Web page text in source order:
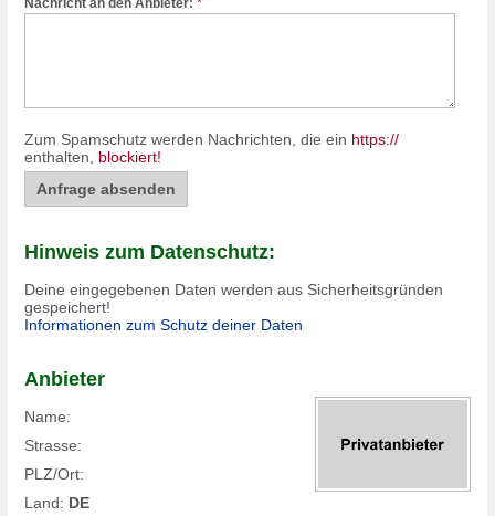
Zum Spamschutz werden Nachrichten, die ein https://
enthalten, blockiert!
Hinweis zum Datenschutz:
Deine eingegebenen Daten werden aus Sicherheitsgründen
gespeichert!
Informationen zum Schutz deiner Daten
Anbieter
Name:
Strasse:
PLZ/Ort:
Land: DE